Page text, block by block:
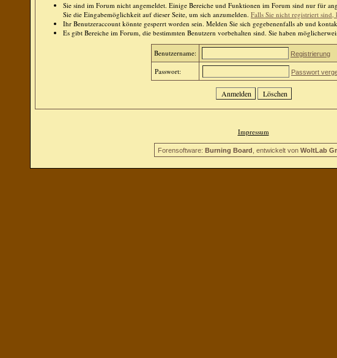
Sie sind im Forum nicht angemeldet. Einige Bereiche und Funktionen im Forum sind nur für
Sie die Eingabemöglichkeit auf dieser Seite, um sich anzumelden. Falls Sie nicht registriert sind,
Ihr Benutzeraccount könnte gesperrt worden sein. Melden Sie sich gegebenenfalls ab und
Es gibt Bereiche im Forum, die bestimmten Benutzern vorbehalten sind. Sie haben
Benutzername: Registrierung
Passwort: Passwort
Impressum
Forensoftware: Burning Board , entwickelt von WoltLab